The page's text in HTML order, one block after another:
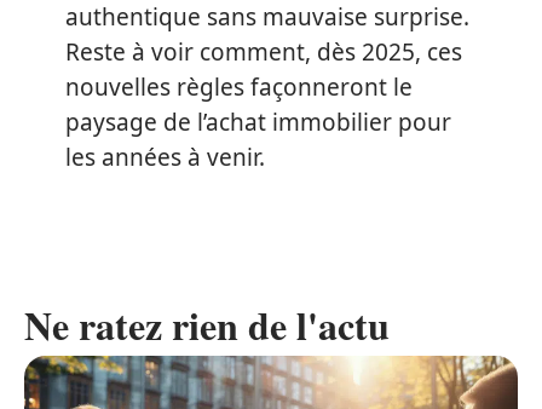
authentique sans mauvaise surprise.
Reste à voir comment, dès 2025, ces
nouvelles règles façonneront le
paysage de l’achat immobilier pour
les années à venir.
Ne ratez rien de l'actu